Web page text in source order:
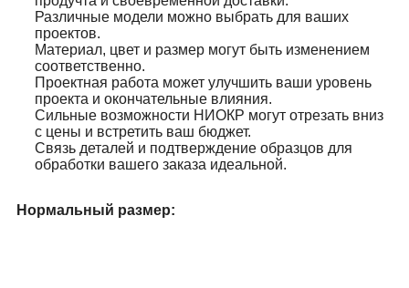
Различные модели можно выбрать для ваших
проектов.
Материал, цвет и размер могут быть изменением
соответственно.
Проектная работа может улучшить ваши уровень
проекта и окончательные влияния.
Сильные возможности НИОКР могут отрезать вниз
с цены и встретить ваш бюджет.
Связь деталей и подтверждение образцов для
обработки вашего заказа идеальной.
Нормальный размер: